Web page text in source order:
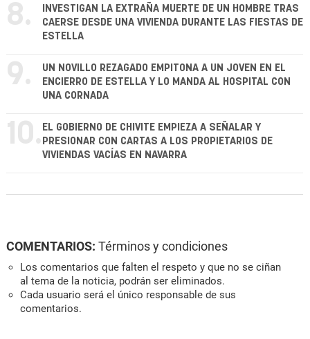
8.
INVESTIGAN LA EXTRAÑA MUERTE DE UN HOMBRE TRAS
CAERSE DESDE UNA VIVIENDA DURANTE LAS FIESTAS DE
ESTELLA
9.
UN NOVILLO REZAGADO EMPITONA A UN JOVEN EN EL
ENCIERRO DE ESTELLA Y LO MANDA AL HOSPITAL CON
UNA CORNADA
10. EL GOBIERNO DE CHIVITE EMPIEZA A SEÑALAR Y
PRESIONAR CON CARTAS A LOS PROPIETARIOS DE
VIVIENDAS VACÍAS EN NAVARRA
COMENTARIOS: Términos y condiciones
Los comentarios que falten el respeto y que no se ciñan
al tema de la noticia, podrán ser eliminados.
Cada usuario será el único responsable de sus
comentarios.